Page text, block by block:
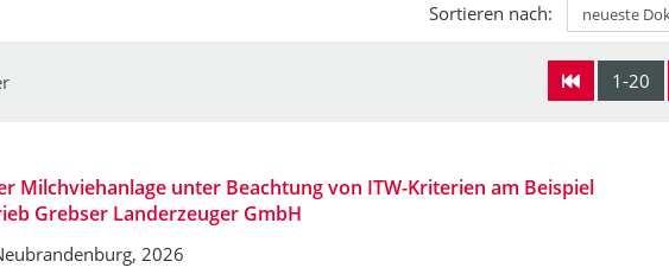
Sortieren nach:
1-20
Milchviehanlage unter Beachtung von ITW-Kriterien am Beispiel
Grebser Landerzeuger GmbH
2026